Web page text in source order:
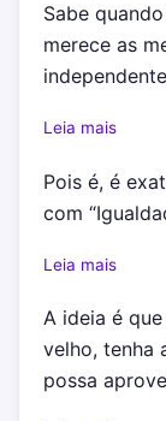
Sabe
merece as
Leia mais
Pois é, é
com
Leia mais
A ideia é
velho, tenha
possa